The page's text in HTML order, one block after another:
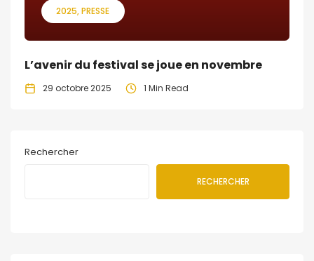
2025 PRESSE
L’avenir du festival se joue en novembre
29 octobre 2025 1 Min Read
Rechercher
RECHERCHER